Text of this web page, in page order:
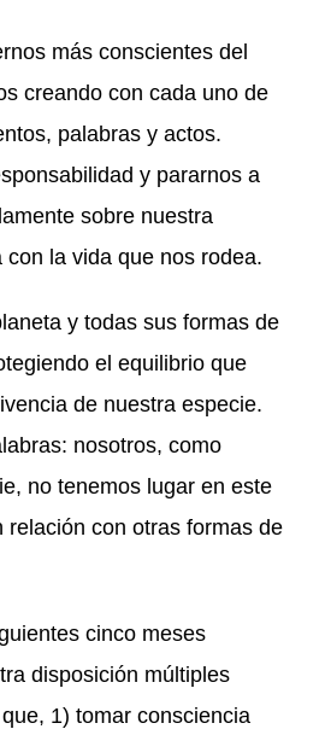
más conscientes del
creando con cada uno de
palabras y actos.
y pararnos a
sobre nuestra
con la vida que nos rodea.
y todas sus formas de
el equilibrio que
de nuestra especie.
nosotros, como
no tenemos lugar en este
relación con otras formas de
cinco meses
disposición múltiples
1) tomar consciencia